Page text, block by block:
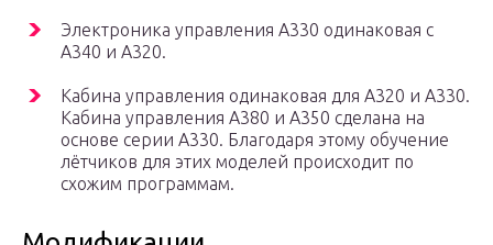
Электроника управления A330 одинаковая с
A340 и A320.
Кабина управления одинаковая для A320 и A330.
Кабина управления A380 и A350 сделана на
основе серии A330. Благодаря этому обучение
лётчиков для этих моделей происходит по
схожим программам.